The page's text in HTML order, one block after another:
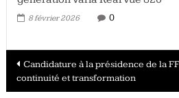
8 février 2026 0
Navigation
des
Candidature à la présidence de la
continuité et transformation